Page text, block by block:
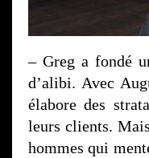
– Greg a fondé
d’alibi. Avec
élabore des
leurs clients.
hommes qui